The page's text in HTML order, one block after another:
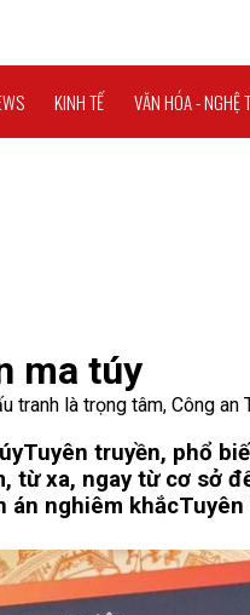
KINH TẾ VĂN HÓA - NGHỆ
ma túy
là trọng tâm, Công an
Tuyên truyền, phổ
từ xa, ngay từ cơ sở
án nghiêm khắc